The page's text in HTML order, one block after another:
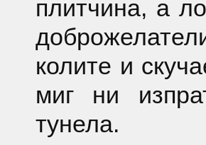
плитчина, а
колите и
миг ни
тунела.